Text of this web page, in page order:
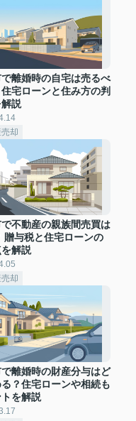
離婚時の自宅は売るべ
宅ローンと住み方の判
説
却
不動産の親族間売買は
贈与税と住宅ローンの
解説
却
離婚時の財産分与はど
る？住宅ローンや相続も
を解説